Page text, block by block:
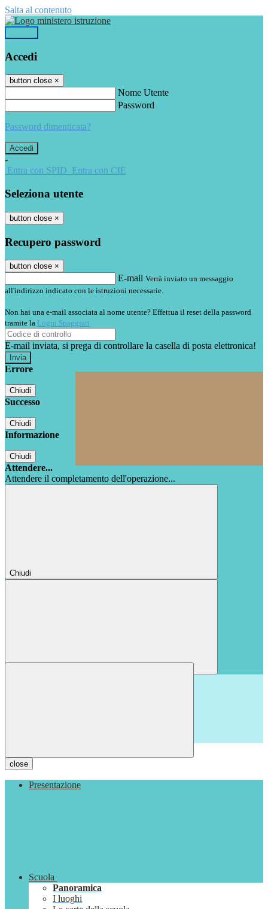
Salta al contenuto
Accedi
button close ×
Nome Utente
Password
Password dimenticata?
-
Entra con SPID Entra con CIE
Seleziona utente
button close ×
Recupero password
button close ×
E-mail Verrà inviato un messaggio
all'indirizzo indicato con le istruzioni necessarie.
Non hai una e-mail associata al nome utente? Effettua il reset della password
tramite la Login Spaggiari
E-mail inviata, si prega di controllare la casella di posta elettronica!
Errore
Chiudi
Successo
Chiudi
Informazione
Chiudi
Attendere...
Attendere il completamento dell'operazione...
Chiudi
close
Presentazione
Scuola
Panoramica
I luoghi